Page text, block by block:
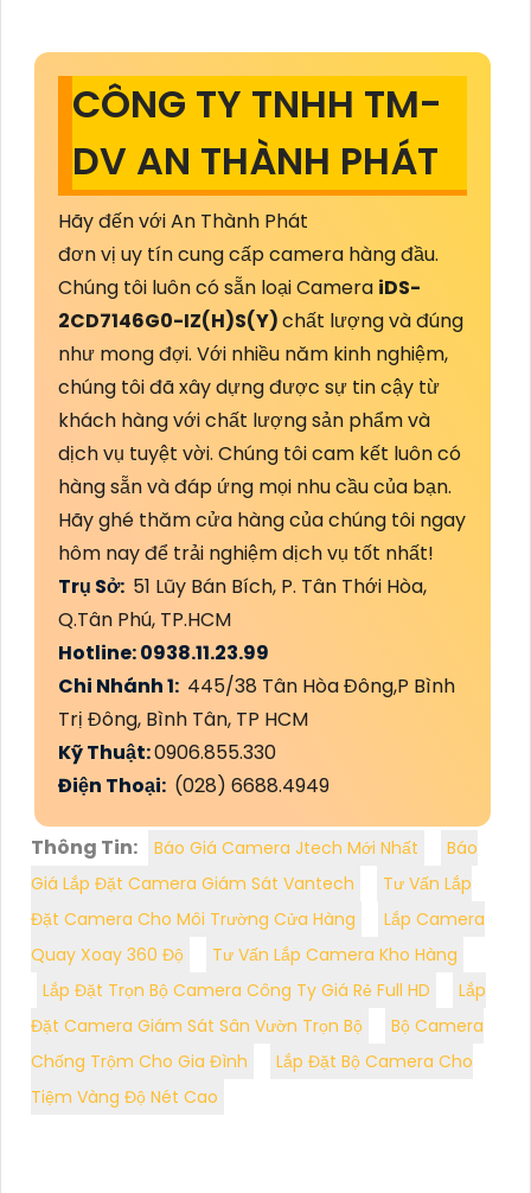
CÔNG TY TNHH TM-
DV AN THÀNH PHÁT
Hãy đến với An Thành Phát
đơn vị uy tín cung cấp camera hàng đầu.
Chúng tôi luôn có sẵn loại Camera iDS-
2CD7146G0-IZ(H)S(Y)chất lượng và đúng
như mong đợi. Với nhiều năm kinh nghiệm,
chúng tôi đã xây dựng được sự tin cậy từ
khách hàng với chất lượng sản phẩm và
dịch vụ tuyệt vời. Chúng tôi cam kết luôn có
hàng sẵn và đáp ứng mọi nhu cầu của bạn.
Hãy ghé thăm cửa hàng của chúng tôi ngay
hôm nay để trải nghiệm dịch vụ tốt nhất!
Trụ Sở: 51 Lũy Bán Bích, P. Tân Thới Hòa,
Q.Tân Phú, TP.HCM
Hotline: 0938.11.23.99
Chi Nhánh 1: 445/38 Tân Hòa Đông,P Bình
Trị Đông, Bình Tân, TP HCM
Kỹ Thuật:0906.855.330
Điện Thoại: (028) 6688.4949
Thông Tin: Báo Giá Camera Jtech Mới Nhất
Báo
Giá Lắp Đặt Camera Giám Sát Vantech
Tư Vấn Lắp
Đặt Camera Cho Môi Trường Cửa Hàng
Lắp Camera
Quay Xoay 360 Độ
Tư Vấn Lắp Camera Kho Hàng
Lắp Đặt Trọn Bộ Camera Công Ty Giá Rẻ Full HD
Lắp
Đặt Camera Giám Sát Sân Vườn Trọn Bộ
Bộ Camera
Chống Trộm Cho Gia Đình
Lắp Đặt Bộ Camera Cho
Tiệm Vàng Độ Nét Cao